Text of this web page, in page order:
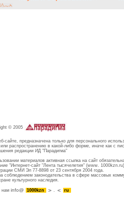
© 2005
предназначена только для персонального
распространению в какой-либо форме, иначе как с
редакции ИД "Парадигма"
материалов активная ссылка на сайт
"Интернет-сайт "Лента тысячелетия" (www. 1000kzn.ru)
СМИ Эл 77-8898 от 23 сентября 2004 года.
соблюдением законодательства в сфере массовых
культурного наследия.
намinfo@ 1000kzn . ru